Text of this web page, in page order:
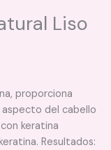
Liso
proporciona
del cabello
keratina
Resultados: